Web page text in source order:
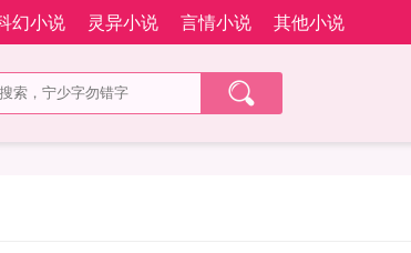
幻小说 灵异小说 言情小说 其他小说